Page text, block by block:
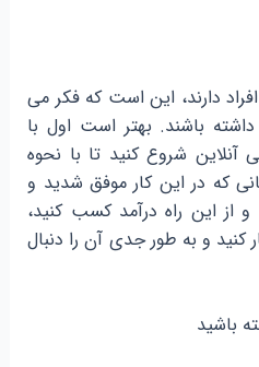
دارند، این است که فکر می
باشند. بهتر است اول با
شروع کنید تا با نحوه
که در این کار موفق شدید و
از این راه درآمد کسب کنید،
کنید و به طور جدی آن را دنبال